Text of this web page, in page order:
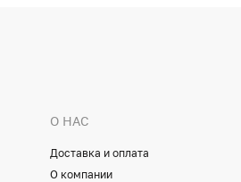
О НАС
Доставка и оплата
О компании